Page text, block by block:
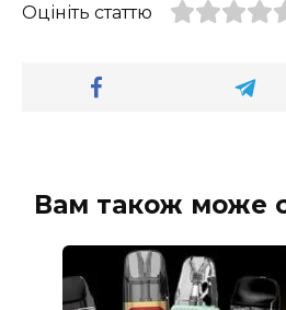
Оцініть статтю
Вам також може